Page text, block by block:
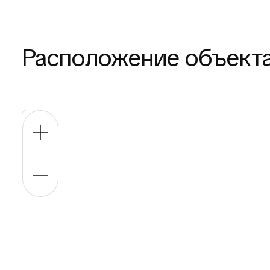
Расположение